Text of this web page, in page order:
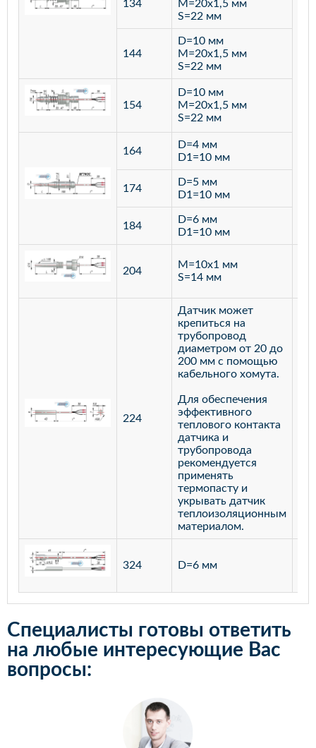
134
M=20х1,5 мм
S=22 мм
144
D=10 мм
M=20х1,5 мм
S=22 мм
154
D=10 мм
M=20х1,5 мм
S=22 мм
164
D=4 мм
D1=10 мм
174
D=5 мм
D1=10 мм
184
D=6 мм
D1=10 мм
204
M=10х1 мм
S=14 мм
224
Датчик может
крепиться на
трубопровод
диаметром от 20 до
200 мм с помощью
кабельного хомута.
Для обеспечения
эффективного
теплового контакта
датчика и
трубопровода
рекомендуется
применять
термопасту и
укрывать датчик
теплоизоляционным
материалом.
324 D=6 мм
Специалисты готовы ответить
на любые интересующие Вас
вопросы: